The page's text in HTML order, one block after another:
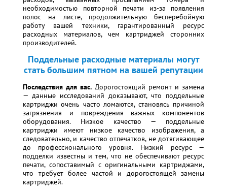
необходимостью повторной печати из-за появления
полос на листе, продолжительную бесперебойную
работу вашей техники, гарантированный ресурс
расходных материалов, чем картриджей сторонних
производителей.
Поддельные расходные материалы могут
стать большим пятном на вашей репутации
Последствия для вас. Дорогостоящий ремонт и замена
— данные исследований доказывают, что поддельные
картриджи очень часто ломаются, становясь причиной
загрязнения и повреждения важных компонентов
оборудования. Низкое качество — поддельные
картриджи имеют низкое качество изображения, а
следовательно, и качество отпечатков, не дотягивающее
до профессионального уровня. Низкий ресурс —
подделки известны и тем, что не обеспечивают ресурс
печати, сопоставимый с оригинальными картриджами,
что требует более частой и дорогостоящей замены
картриджей.